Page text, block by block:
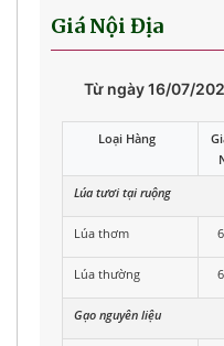
Giá Nội Địa
Từ ngày 16/07/
Loại Hàng
Lúa tươi tại ruộng
Lúa thơm
Lúa thường
Gạo nguyên liệu